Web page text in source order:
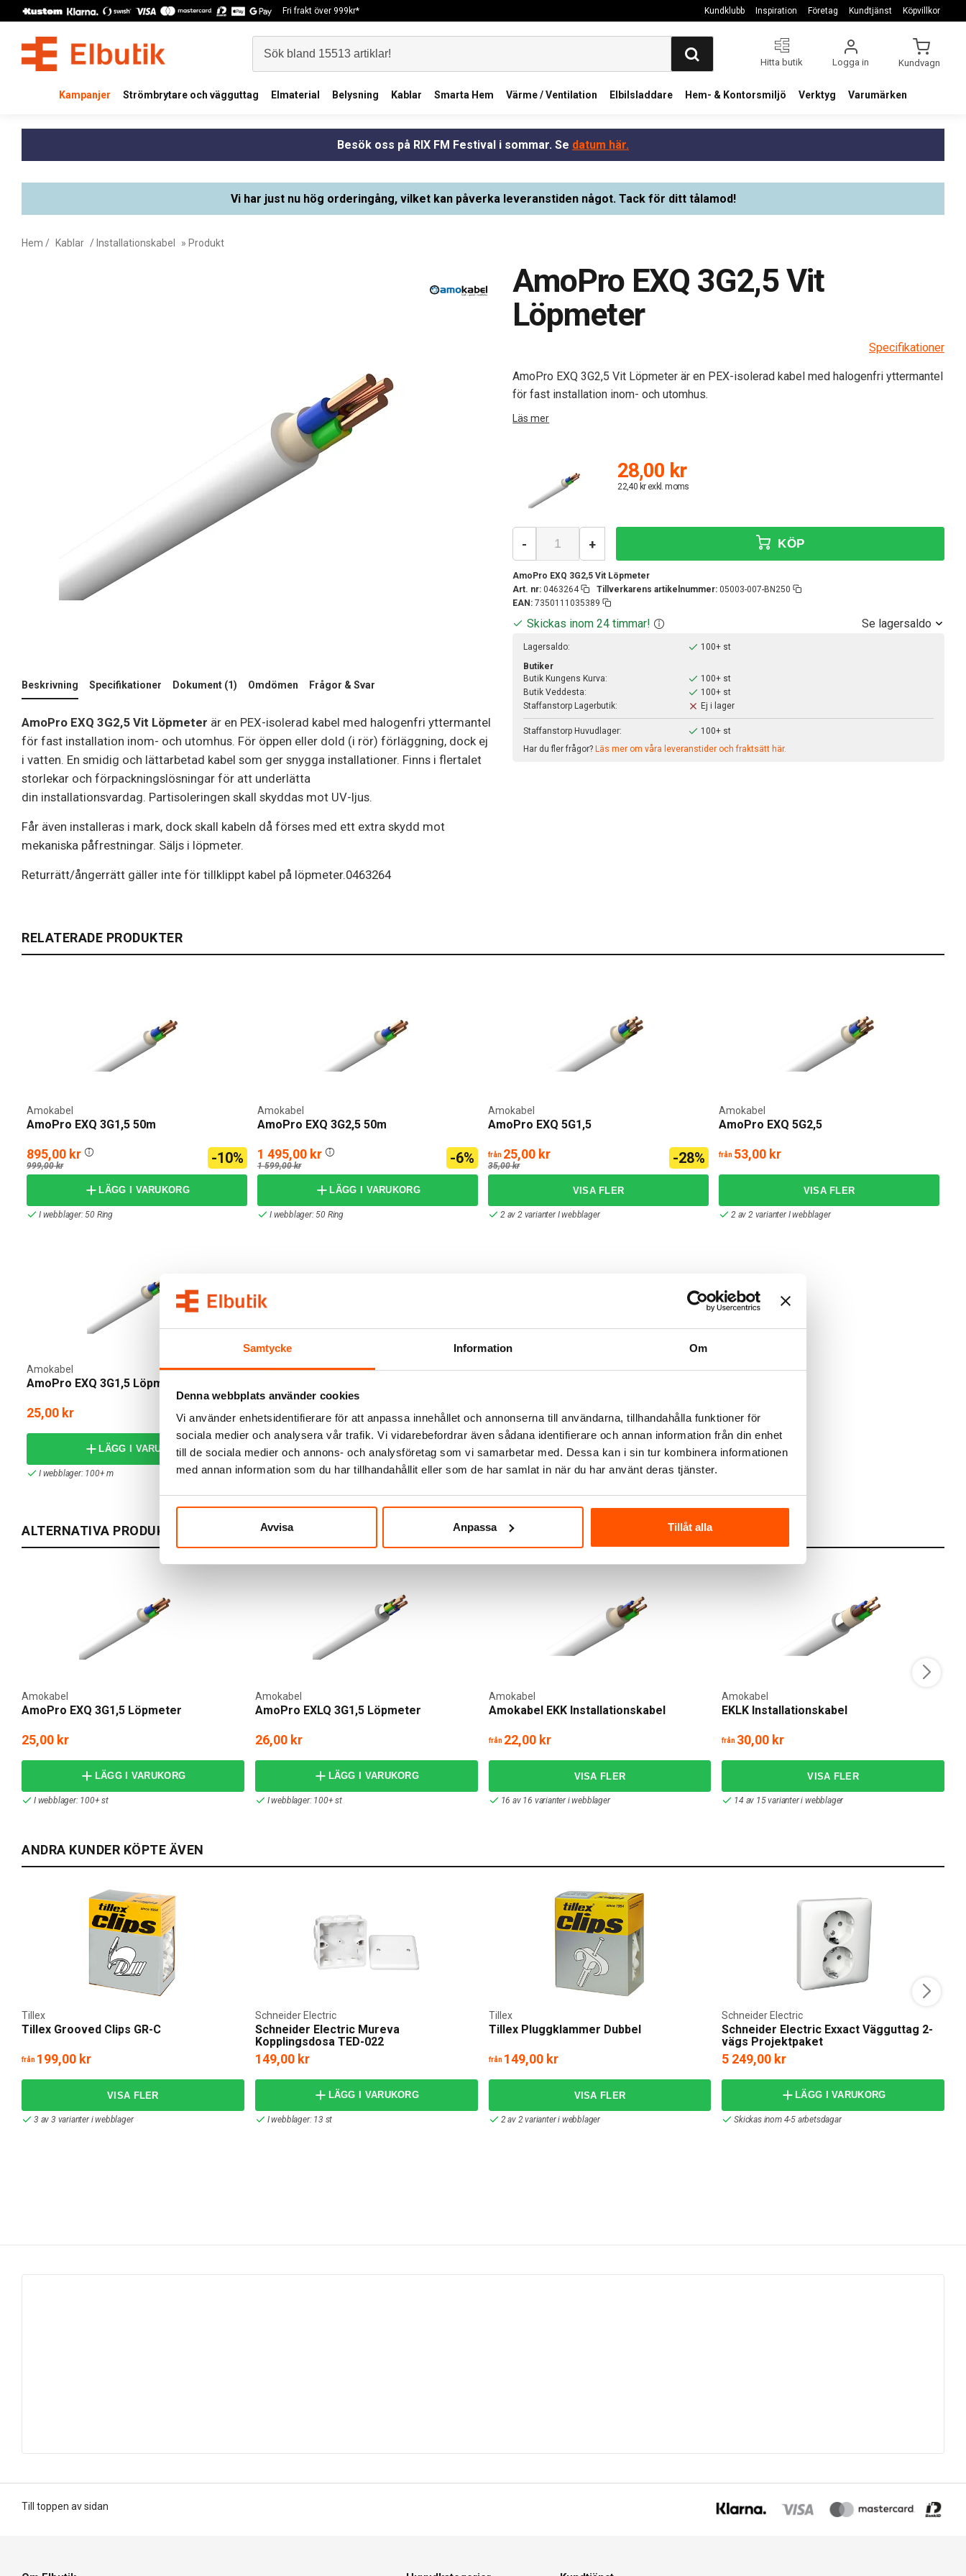
Samtycke Information Om
Denna webbplats använder cookies
Vi använder enhetsidentifierare för att anpassa innehållet och annonserna till användarna, tillhandahålla funktioner för
sociala medier och analysera vår trafik. Vi vidarebefordrar även sådana identifierare och annan information från din enhet
till de sociala medier och annons- och analysföretag som vi samarbetar med. Dessa kan i sin tur kombinera informationen
med annan information som du har tillhandahållit eller som de har samlat in när du har använt deras tjänster.
Avvisa Anpassa Tillåt alla
Fri frakt över 999kr* Kundklubb Inspiration Företag Kundtjänst Köpvillkor
Hitta butik Logga in Kundvagn
Kampanjer Strömbrytare och vägguttag Elmaterial Belysning Kablar Smarta Hem Värme / Ventilation Elbilsladdare Hem- & Kontorsmiljö Verktyg Varumärken
Besök oss på RIX FM Festival i sommar. Se datum här.
Vi har just nu hög orderingång, vilket kan påverka leveranstiden något. Tack för ditt tålamod!
Hem / Kablar / Installationskabel » Produkt
Beskrivning Specifikationer Dokument (1) Omdömen Frågor & Svar
AmoPro EXQ 3G2,5 Vit Löpmeter är en PEX-isolerad kabel med halogenfri yttermantel
för fast installation inom- och utomhus. För öppen eller dold (i rör) förläggning, dock ej
i vatten. En smidig och lättarbetad kabel som ger snygga installationer. Finns i flertalet
storlekar och förpackningslösningar för att underlätta
din installationsvardag. Partisoleringen skall skyddas mot UV-ljus.
Får även installeras i mark, dock skall kabeln då förses med ett extra skydd mot
mekaniska påfrestningar. Säljs i löpmeter.
Returrätt/ångerrätt gäller inte för tillklippt kabel på löpmeter.0463264
AmoPro EXQ 3G2,5 Vit
Löpmeter
Specifikationer
AmoPro EXQ 3G2,5 Vit Löpmeter är en PEX-isolerad kabel med halogenfri yttermantel
för fast installation inom- och utomhus.
Läs mer
28,00 kr
22,40 kr exkl. moms
AmoPro EXQ 3G2,5 Vit Löpmeter
Art. nr: 0463264 Tillverkarens artikelnummer: 05003-007-BN250
EAN: 7350111035389
- + KÖP
Skickas inom 24 timmar! Se lagersaldo
Lagersaldo:
100+ st
Butiker
Butik Kungens Kurva:
100+ st
Butik Veddesta:
100+ st
Staffanstorp Lagerbutik:
Ej i lager
Staffanstorp Huvudlager:
100+ st
Har du fler frågor? Läs mer om våra leveranstider och fraktsätt här.
RELATERADE PRODUKTER
AmoPro EXQ 3G1,5 50m
Amokabel
895,00 kr
999,00 kr -10%
LÄGG I VARUKORG
I webblager: 50 Ring
AmoPro EXQ 3G2,5 50m
Amokabel
1 495,00 kr
1 599,00 kr -6%
LÄGG I VARUKORG
I webblager: 50 Ring
AmoPro EXQ 5G1,5
Amokabel
från 25,00 kr
35,00 kr -28%
2 av 2 varianter I webblager
AmoPro EXQ 5G2,5
Amokabel
från 53,00 kr
2 av 2 varianter I webblager
AmoPro EXQ 3G1,5 Löpmeter
Amokabel
25,00 kr
LÄGG I VARUKORG
I webblager: 100+ m
ALTERNATIVA PRODUKTER
AmoPro EXQ 3G1,5 Löpmeter
Amokabel
25,00 kr
LÄGG I VARUKORG
I webblager: 100+ st
AmoPro EXLQ 3G1,5 Löpmeter
Amokabel
26,00 kr
LÄGG I VARUKORG
I webblager: 100+ st
Amokabel EKK Installationskabel
Amokabel
från 22,00 kr
16 av 16 varianter i webblager
EKLK Installationskabel
Amokabel
från 30,00 kr
14 av 15 varianter i webblager
ANDRA KUNDER KÖPTE ÄVEN
Tillex Grooved Clips GR-C
Tillex
från 199,00 kr
3 av 3 varianter i webblager
Schneider Electric Mureva
Kopplingsdosa TED-022
Schneider Electric
149,00 kr
LÄGG I VARUKORG
I webblager: 13 st
Tillex Pluggklammer Dubbel
Tillex
från 149,00 kr
2 av 2 varianter i webblager
Schneider Electric Exxact Vägguttag 2-
vägs Projektpaket
Schneider Electric
5 249,00 kr
LÄGG I VARUKORG
Skickas inom 4-5 arbetsdagar
Till toppen av sidan